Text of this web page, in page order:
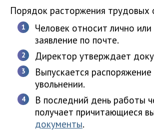
Порядок расторжения трудовых
Человек относит лично или
заявление по почте.
Директор утверждает
Выпускается
увольнении.
В последний день работы
получает причитающиеся
документы.